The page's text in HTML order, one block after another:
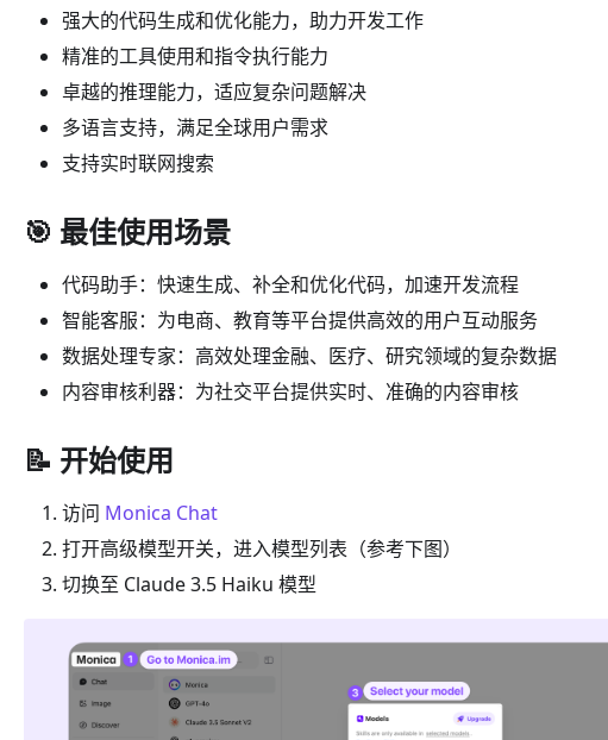
强大的代码生成和优化能力，助力开发工作
精准的工具使用和指令执行能力
卓越的推理能力，适应复杂问题解决
多语言支持，满足全球用户需求
支持实时联网搜索
🎯 最佳使用场景
代码助手：快速生成、补全和优化代码，加速开发流程
智能客服：为电商、教育等平台提供高效的用户互动服务
数据处理专家：高效处理金融、医疗、研究领域的复杂数据
内容审核利器：为社交平台提供实时、准确的内容审核
📝 开始使用
访问 Monica Chat
打开高级模型开关，进入模型列表（参考下图）
切换至 Claude 3.5 Haiku 模型